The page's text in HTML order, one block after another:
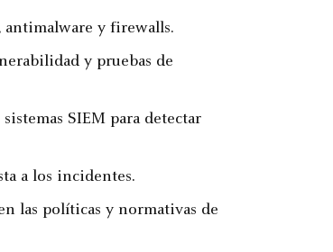
antimalware y firewalls.
y pruebas de
SIEM para detectar
a los incidentes.
las políticas y normativas de